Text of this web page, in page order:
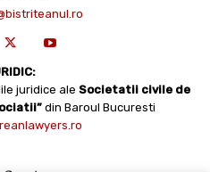
juridice ale Societatii civile de
din Baroul Bucuresti